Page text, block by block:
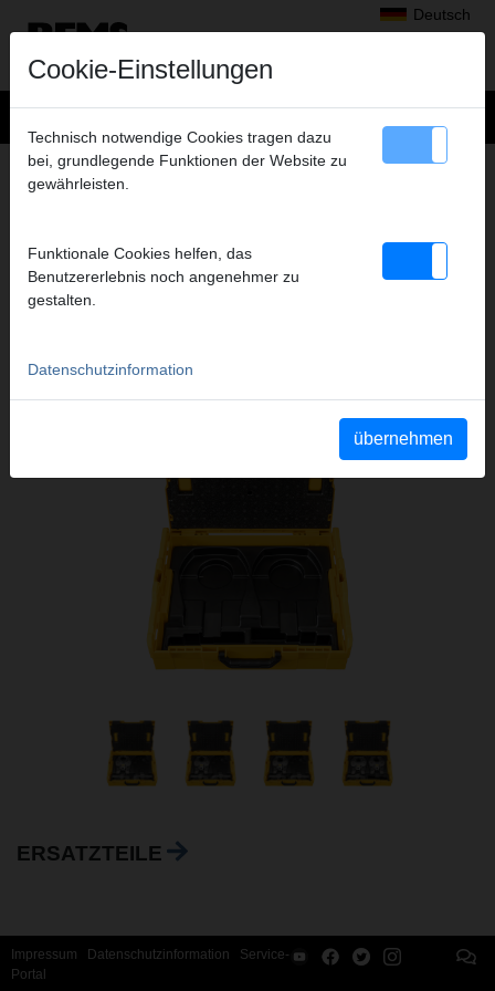
Deutsch
Produkte>Zubehör> REMS L-Boxx > L-Boxx mit Einlage
2 PZ-2B +2 PZ-S / 40-63
Art.-Nr. 571135 R
ERSATZTEILE
Impressum Datenschutzinformation
Service-
Portal
Cookie-Einstellungen
Technisch notwendige Cookies tragen dazu
bei, grundlegende Funktionen der Website zu
gewährleisten.
Funktionale Cookies helfen, das
Benutzererlebnis noch angenehmer zu
gestalten.
Datenschutzinformation
übernehmen